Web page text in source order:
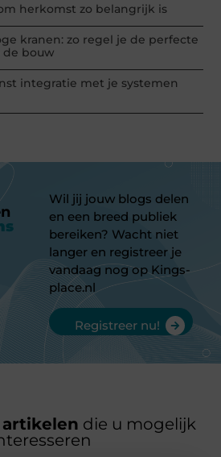
herkomst zo belangrijk is
kranen: zo regel je de perfecte
bouw
integratie met je systemen
Wil jij jouw blogs delen
en een breed publiek
bereiken? Wacht niet
langer en registreer je
vandaag nog op Kings-
place.nl
Registreer nu!
artikelen die u mogelijk